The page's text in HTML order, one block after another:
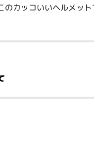
のカッコいいヘルメット